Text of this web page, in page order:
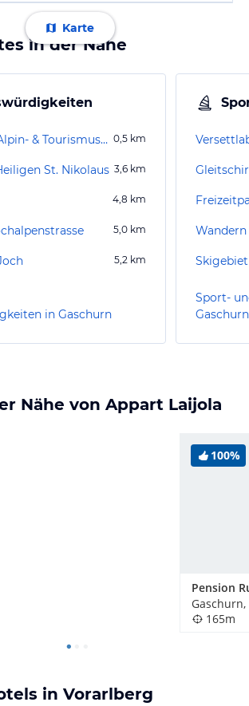
Karte
in der Nähe
Montafoner Alpin- & Tourismusmuseum 0,5 km
St. Nikolaus 3,6 km
4,8 km
5,0 km
5,2 km
in Gaschurn
Sport-
Gaschurn
Nähe von Appart Laijola
100%
Pension
165m
in Vorarlberg